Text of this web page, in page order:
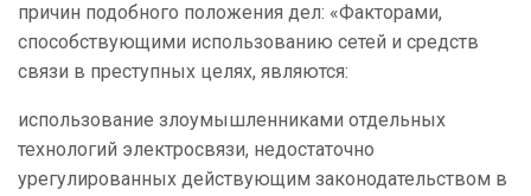
причин подобного положения дел: «Факторами,
способствующими использованию сетей и средств
связи в преступных целях, являются:
использование злоумышленниками отдельных
технологий электросвязи, недостаточно
урегулированных действующим законодательством в